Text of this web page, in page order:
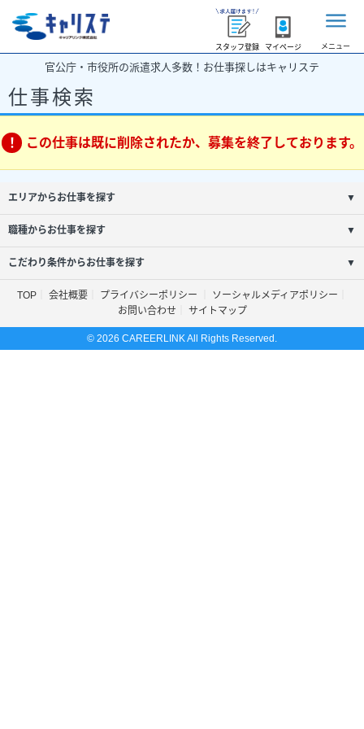
スタッフ登録 マイページ メニュー
官公庁・市役所の派遣求人多数！お仕事探しはキャリステ
仕事検索
この仕事は既に削除されたか、募集を終了しております。
エリアからお仕事を探す ▼
職種からお仕事を探す ▼
こだわり条件からお仕事を探す ▼
TOP 会社概要 プライバシーポリシー
ソーシャルメディアポリシー
お問い合わせ
サイトマップ
© 2026 CAREERLINK All Rights Reserved.